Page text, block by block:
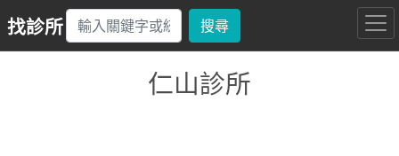
找診所 搜尋
仁山診所